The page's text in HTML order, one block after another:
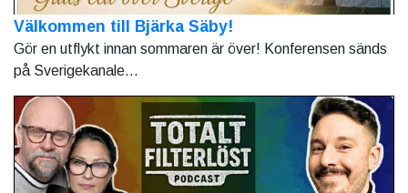
Välkommen till Bjärka Säby!
Gör en utflykt innan sommaren är över! Konferensen sänds
på Sverigekanale...